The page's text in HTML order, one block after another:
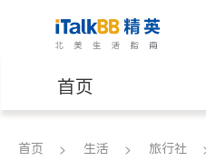
首页
医生
首页 生活 旅行社